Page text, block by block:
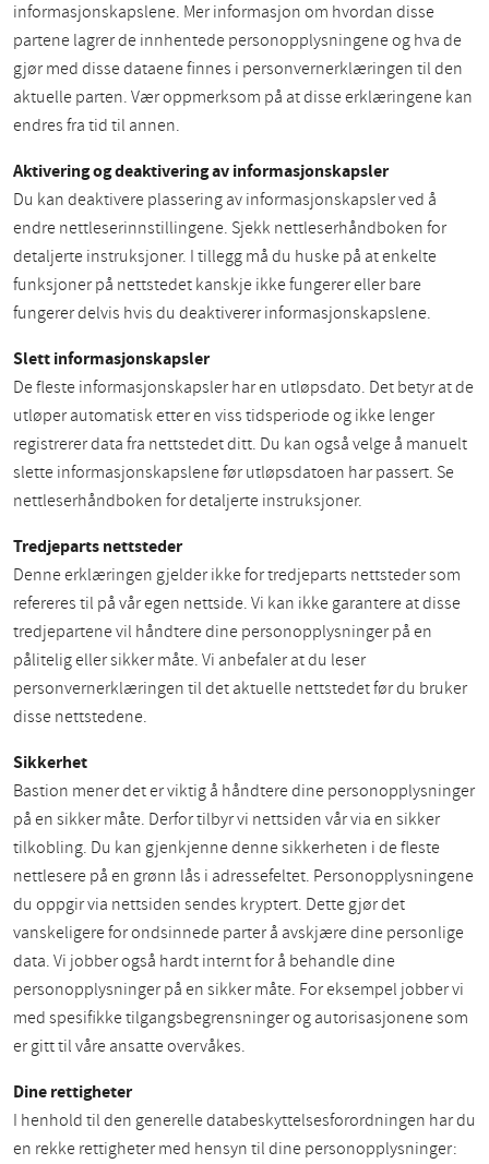
informasjonskapslene. Mer informasjon om hvordan disse
partene lagrer de innhentede personopplysningene og hva de
gjør med disse dataene finnes i personvernerklæringen til den
aktuelle parten. Vær oppmerksom på at disse erklæringene kan
endres fra tid til annen.
Aktivering og deaktivering av informasjonskapsler
Du kan deaktivere plassering av informasjonskapsler ved å
endre nettleserinnstillingene. Sjekk nettleserhåndboken for
detaljerte instruksjoner. I tillegg må du huske på at enkelte
funksjoner på nettstedet kanskje ikke fungerer eller bare
fungerer delvis hvis du deaktiverer informasjonskapslene.
Slett informasjonskapsler
De fleste informasjonskapsler har en utløpsdato. Det betyr at de
utløper automatisk etter en viss tidsperiode og ikke lenger
registrerer data fra nettstedet ditt. Du kan også velge å manuelt
slette informasjonskapslene før utløpsdatoen har passert. Se
nettleserhåndboken for detaljerte instruksjoner.
Tredjeparts nettsteder
Denne erklæringen gjelder ikke for tredjeparts nettsteder som
refereres til på vår egen nettside. Vi kan ikke garantere at disse
tredjepartene vil håndtere dine personopplysninger på en
pålitelig eller sikker måte. Vi anbefaler at du leser
personvernerklæringen til det aktuelle nettstedet før du bruker
disse nettstedene.
Sikkerhet
Bastion mener det er viktig å håndtere dine personopplysninger
på en sikker måte. Derfor tilbyr vi nettsiden vår via en sikker
tilkobling. Du kan gjenkjenne denne sikkerheten i de fleste
nettlesere på en grønn lås i adressefeltet. Personopplysningene
du oppgir via nettsiden sendes kryptert. Dette gjør det
vanskeligere for ondsinnede parter å avskjære dine personlige
data. Vi jobber også hardt internt for å behandle dine
personopplysninger på en sikker måte. For eksempel jobber vi
med spesifikke tilgangsbegrensninger og autorisasjonene som
er gitt til våre ansatte overvåkes.
Dine rettigheter
I henhold til den generelle databeskyttelsesforordningen har du
en rekke rettigheter med hensyn til dine personopplysninger: